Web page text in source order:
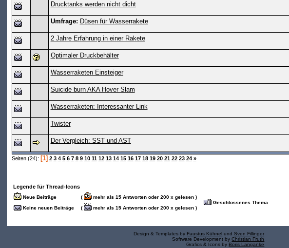
Drucktanks werden nicht dicht
Umfrage: Düsen für Wasserrakete
2 Jahre Erfahrung in einer Rakete
Optimaler Druckbehälter
Wasserraketen Einsteiger
Suicide burn AKA Hover Slam
Wasserraketen: Interessanter Link
Twister
Der Vergleich: SST und AST
Seiten (24): [1] 2 3 4 5 6 7 8 9 10 11 12 13 14 15 16 17 18 19 20 21 22 23 24 »
Legende für Thread-Icons
Neue Beiträge (
mehr als 15 Antworten oder 200 x gelesen )
Geschlossenes Thema
Keine neuen Beiträge
( mehr als 15 Antworten oder 200 x gelesen )
Design & Templates by Faustus Kühnel undSven Fillinger
Software Development byChristian Fruth
Grafics & Icons by Boris Langanke